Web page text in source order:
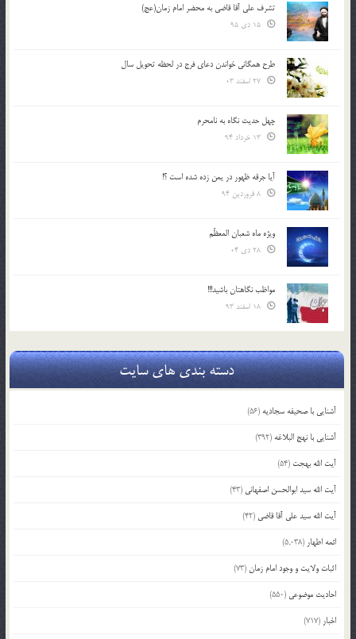
تشرف علي آقا قاضي به محضر امام زمان(عج)
طرح همگانی خواندن دعای فرج در لحظه تحویل سال
چهل حدیث نگاه به نامحرم
آیا جرقه ظهور در یمن زده شده است ؟!
ویژه ماه شعبان المعظّم
مواظب نگاهتان باشید!!!
دسته بندی های سایت
آشنایی با صحیفه سجادیه (56)
آشنایی با نهج البلاغه (392)
آیت الله بهجت (54)
آیت الله سید ابوالحسن اصفهانی (43)
آیت الله سید علی آقا قاضی (42)
ائمه اطهار (5,038)
اثبات ولایت و وجود امام زمان(73)
احادیث موضوعی (550)
اخبار (717)